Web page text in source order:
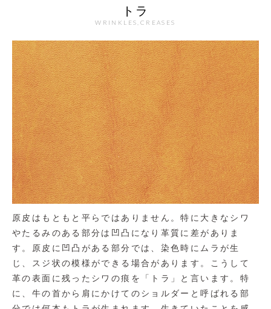
トラ
WRINKLES,CREASES
原皮はもともと平らではありません。特に大きなシワ
やたるみのある部分は凹凸になり革質に差がありま
す。原皮に凹凸がある部分では、染色時にムラが生
じ、スジ状の模様ができる場合があります。こうして
革の表面に残ったシワの痕を「トラ」と言います。特
に、牛の首から肩にかけてのショルダーと呼ばれる部